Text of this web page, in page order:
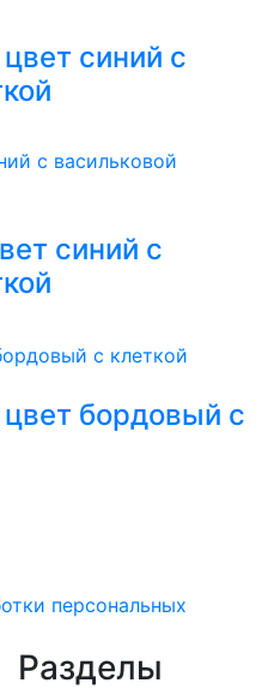
синий с
синий с
бордовый с
персональных
Разделы